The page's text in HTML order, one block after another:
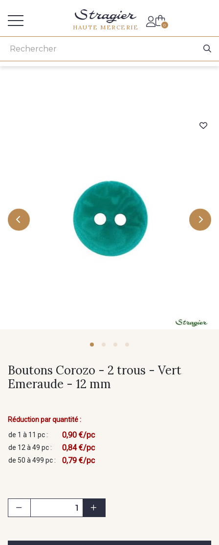
HAUTE MERCERIE 0
Boutons Corozo - 2 trous - Vert
Emeraude - 12 mm
Réduction par quantité :
de 1 à 11 pc :
0,90 €/pc
de 12 à 49 pc : 0,84 €/pc
de 50 à 499 pc : 0,79 €/pc